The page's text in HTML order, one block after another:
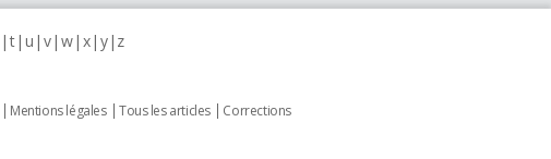
t u v w x y z
Mentions légales Tous les articles
Corrections